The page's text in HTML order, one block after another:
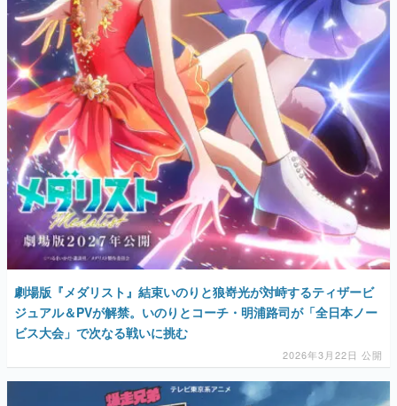
劇場版『メダリスト』結束いのりと狼嵜光が対峙するティザービ
ジュアル＆PVが解禁。いのりとコーチ・明浦路司が「全日本ノー
ビス大会」で次なる戦いに挑む
2026年3月22日 公開